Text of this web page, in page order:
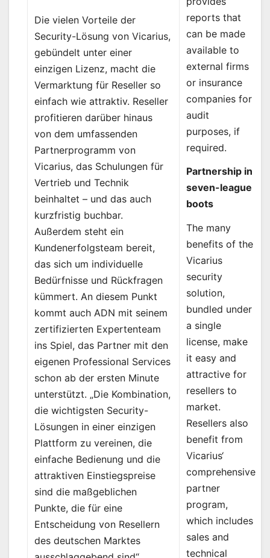
Die vielen Vorteile der
Security-Lösung von Vicarius,
gebündelt unter einer
einzigen Lizenz, macht die
Vermarktung für Reseller so
einfach wie attraktiv. Reseller
profitieren darüber hinaus
von dem umfassenden
Partnerprogramm von
Vicarius, das Schulungen für
Vertrieb und Technik
beinhaltet – und das auch
kurzfristig buchbar.
Außerdem steht ein
Kundenerfolgsteam bereit,
das sich um individuelle
Bedürfnisse und Rückfragen
kümmert. An diesem Punkt
kommt auch ADN mit seinem
zertifizierten Expertenteam
ins Spiel, das Partner mit den
eigenen Professional Services
schon ab der ersten Minute
unterstützt. „Die Kombination,
die wichtigsten Security-
Lösungen in einer einzigen
Plattform zu vereinen, die
einfache Bedienung und die
attraktiven Einstiegspreise
sind die maßgeblichen
Punkte, die für eine
Entscheidung von Resellern
des deutschen Marktes
reports that
can be made
available to
external firms
or insurance
companies for
audit
purposes, if
required.
Partnership in
seven-league
boots
The many
benefits of the
Vicarius
security
solution,
bundled under
a single
license, make
it easy and
attractive for
resellers to
market.
Resellers also
benefit from
Vicarius‘
comprehensive
partner
program,
which includes
sales and
technical